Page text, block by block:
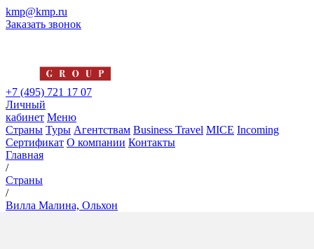
kmp@kmp.ru
Заказать звонок
+7 (495) 721 17 07
Личный
кабинет Меню
Страны Туры Агентствам Business Travel MICE Incoming
Сертификат О компании Контакты
Главная
/
Страны
/
Вилла Малина, Ольхон